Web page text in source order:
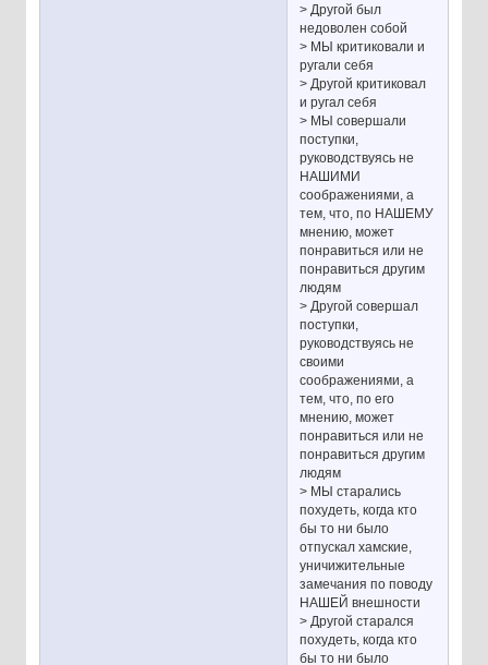
> Другой был
недоволен собой
> МЫ критиковали и
ругали себя
> Другой критиковал
и ругал себя
> МЫ совершали
поступки,
руководствуясь не
НАШИМИ
соображениями, а
тем, что, по НАШЕМУ
мнению, может
понравиться или не
понравиться другим
людям
> Другой совершал
поступки,
руководствуясь не
своими
соображениями, а
тем, что, по его
мнению, может
понравиться или не
понравиться другим
людям
> МЫ старались
похудеть, когда кто
бы то ни было
отпускал хамские,
уничижительные
замечания по поводу
НАШЕЙ внешности
> Другой старался
похудеть, когда кто
бы то ни было